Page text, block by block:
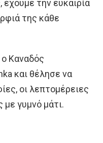
έχουμε την ευκαιρία
της κάθε
Καναδός
και θέλησε να
οι λεπτομέρειες
με γυμνό μάτι.